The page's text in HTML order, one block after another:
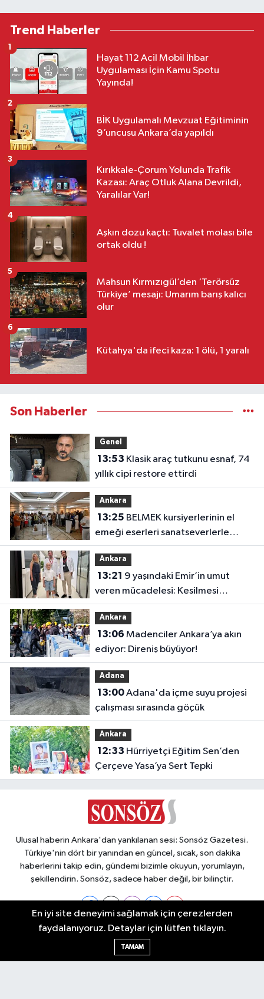
Trend Haberler
Hayat 112 Acil Mobil İhbar
Uygulaması İçin Kamu Spotu
Yayında!
1
BİK Uygulamalı Mevzuat Eğitiminin
9’uncusu Ankara’da yapıldı
2
Kırıkkale-Çorum Yolunda Trafik
Kazası: Araç Otluk Alana Devrildi,
Yaralılar Var!
3
Aşkın dozu kaçtı: Tuvalet molası bile
ortak oldu !
4
Mahsun Kırmızıgül’den ‘Terörsüz
Türkiye’ mesajı: Umarım barış kalıcı
olur
5
Kütahya'da ifeci kaza: 1 ölü, 1 yaralı
6
Son Haberler
Genel
13:53
yıllık cipi restore ettirdi
Ankara
13:25
emeği eserleri sanatseverlerle
buluşuyor
Ankara
13:21
veren mücadelesi: Kesilmesi
önerilen bacağı kurtarıldı
Ankara
13:06
ediyor: Direniş büyüyor!
Adana
13:00Adana'da içme suyu projesi
çalışması sırasında göçük
Ankara
12:33
Çerçeve Yasa’ya Sert Tepki
Ulusal haberin Ankara'dan yankılanan sesi: Sonsöz Gazetesi.
Türkiye'nin dört bir yanından en güncel, sıcak, son dakika
haberlerini takip edin, gündemi bizimle okuyun, yorumlayın,
şekillendirin. Sonsöz, sadece haber değil, bir bilinçtir.
Ankara Nöbetçi Eczaneler
En iyi site deneyimi sağlamak için çerezlerden
faydalanıyoruz. Detaylar için lütfen tıklayın.
TAMAM